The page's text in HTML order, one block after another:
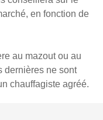
en fonction de
au mazout ou au
dernières ne sont
chauffagiste agréé.